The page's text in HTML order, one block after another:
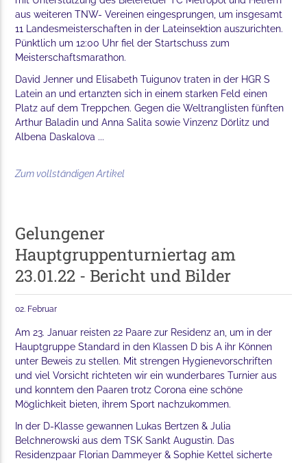
aus weiteren TNW- Vereinen eingesprungen, um insgesamt
11 Landesmeisterschaften in der Lateinsektion auszurichten.
Pünktlich um 12:00 Uhr fiel der Startschuss zum
Meisterschaftsmarathon.
David Jenner und Elisabeth Tuigunov traten in der HGR S
Latein an und ertanzten sich in einem starken Feld einen
Platz auf dem Treppchen. Gegen die Weltranglisten fünften
Arthur Baladin und Anna Salita sowie Vinzenz Dörlitz und
Albena Daskalova ...
Zum vollständigen Artikel
Gelungener
Hauptgruppenturniertag am
23.01.22 - Bericht und Bilder
02. Februar
Am 23. Januar reisten 22 Paare zur Residenz an, um in der
Hauptgruppe Standard in den Klassen D bis A ihr Können
unter Beweis zu stellen. Mit strengen Hygienevorschriften
und viel Vorsicht richteten wir ein wunderbares Turnier aus
und konntem den Paaren trotz Corona eine schöne
Möglichkeit bieten, ihrem Sport nachzukommen.
In der D-Klasse gewannen Lukas Bertzen & Julia
Belchnerowski aus dem TSK Sankt Augustin. Das
Residenzpaar Florian Dammeyer & Sophie Kettel sicherte